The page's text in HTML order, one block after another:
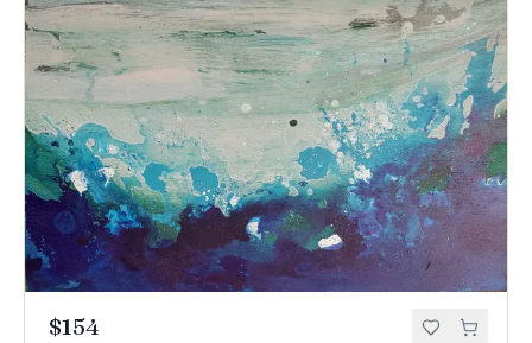
$154